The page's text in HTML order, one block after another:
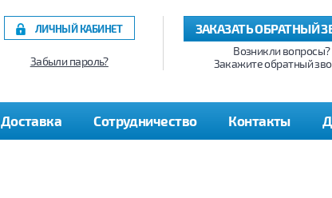
ЗАКАЗАТЬ ОБРАТНЫЙ
Возникли вопросы?
Закажите обратный
ЛИЧНЫЙ КАБИНЕТ
Забыли пароль?
Доставка Сотрудничество Контакты